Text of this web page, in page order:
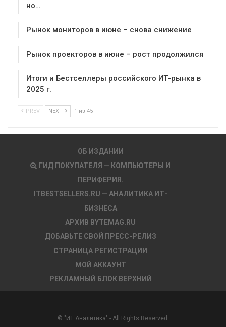
но…
Рынок мониторов в июне – снова снижение
Рынок проекторов в июне – рост продолжился
Итоги и Бестселлеры российского ИТ-рынка в
2025 г.
PREV NEXT 1 из 45
ОБ ИЗДАНИИ
ГИД ПОКУПАТЕЛЯ — КОМПЬЮТЕРЫ И
ПЕРИФЕРИЯ.
ITBESTSELLERS.RU — АНАЛИТИКА ИТ-
БИЗНЕСА
АРХИВ BYTEMAG.RU
ДОБАВЬТЕ СВОЙ ПРЕСС-РЕЛИЗ
СТРАНИЦА РЕГИСТРАЦИИ
МОЙ АККАУНТ
РЕКЛАМНЫЙ БЛОК ВЕРХНИЙ
© "ИТ Аналитика" - All Rights Reserved.